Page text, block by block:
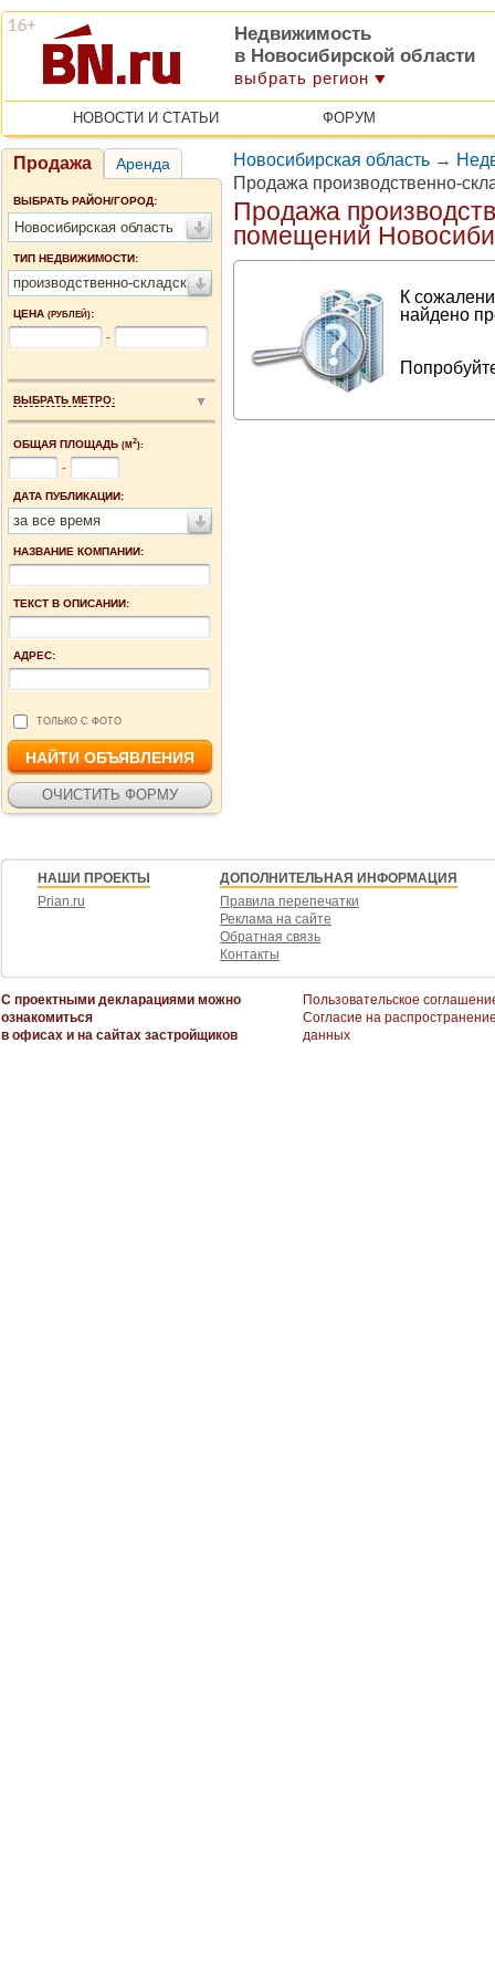
Недвижимость
в Новосибирской области
выбрать регион
НОВОСТИ И СТАТЬИ ФОРУМ
Продажа Аренда
ВЫБРАТЬ РАЙОН/ГОРОД:
Новосибирская область
ТИП НЕДВИЖИМОСТИ:
производственно-складские помещения
ЦЕНА (РУБЛЕЙ):
-
ВЫБРАТЬ МЕТРО:
ОБЩАЯ ПЛОЩАДЬ (М2):
-
ДАТА ПУБЛИКАЦИИ:
за все время
НАЗВАНИЕ КОМПАНИИ:
ТЕКСТ В ОПИСАНИИ:
АДРЕС:
ТОЛЬКО С ФОТО
Новосибирская область →
Продажа производственно-
Продажа
помещений
К
найдено
НАШИ ПРОЕКТЫ
Prian.ru
ДОПОЛНИТЕЛЬНАЯ ИНФОРМАЦИЯ
Правила перепечатки
Реклама на сайте
Обратная связь
Контакты
С проектными декларациями можно
ознакомиться
в офисах и на сайтах застройщиков
Пользовательское
Согласие на
данных